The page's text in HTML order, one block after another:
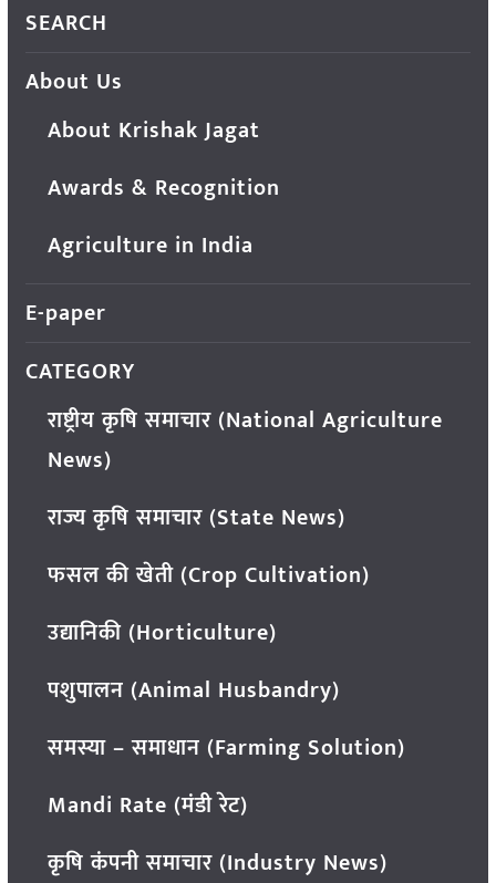
SEARCH
About Us
About Krishak Jagat
Awards & Recognition
Agriculture in India
E-paper
CATEGORY
राष्ट्रीय कृषि समाचार (National Agriculture
News)
राज्य कृषि समाचार (State News)
फसल की खेती (Crop Cultivation)
उद्यानिकी (Horticulture)
पशुपालन (Animal Husbandry)
समस्या – समाधान (Farming Solution)
Mandi Rate (मंडी रेट)
कृषि कंपनी समाचार (Industry News)